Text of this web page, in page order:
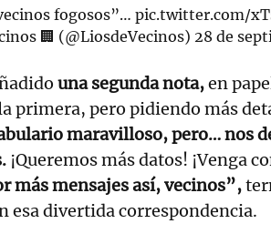
fogosos”…pic.twitter.com/
🏢 (@LiosdeVecinos) 28 de
una segunda nota,en
primera, pero pidiendo más
maravilloso, pero… nos
¡Queremos más datos! ¡Venga
más mensajes así, vecinos”,
esa divertida correspondencia.